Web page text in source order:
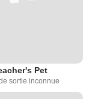
Pet
sortie inconnue